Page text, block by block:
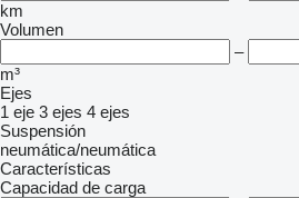
km
Volumen
–
m³
Ejes
1 eje 3 ejes 4 ejes
Suspensión
neumática/neumática
Características
Capacidad de carga